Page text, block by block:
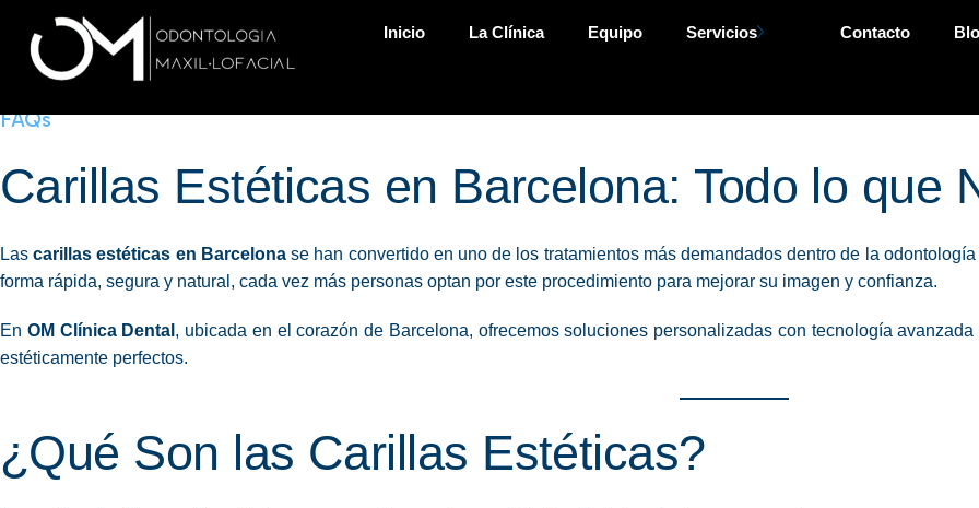
Inicio La Clínica Equipo Servicios Contacto
FAQs
Carillas Estéticas en Barcelona: Todo lo que
Lascarillas estéticas en Barcelonase han convertido en uno de los tratamientos más demandados dentro de la
forma rápida, segura y natural, cada vez más personas optan por este procedimiento para mejorar su imagen y confianza.
En OM Clínica Dental , ubicada en el corazón de Barcelona, ofrecemos soluciones personalizadas con tecnología
estéticamente perfectos.
¿Qué Son las Carillas Estéticas?